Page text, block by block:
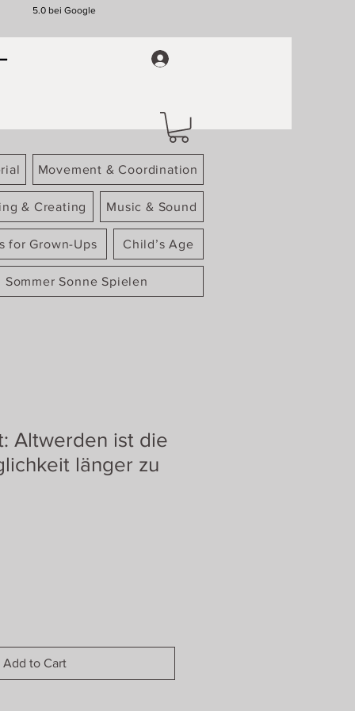
5.0 bei Google
Movement & Coordination
& Creating Music & Sound
for Grown-Ups Child’s Age
Sommer Sonne Spielen
Altwerden ist die
länger zu
Add to Cart